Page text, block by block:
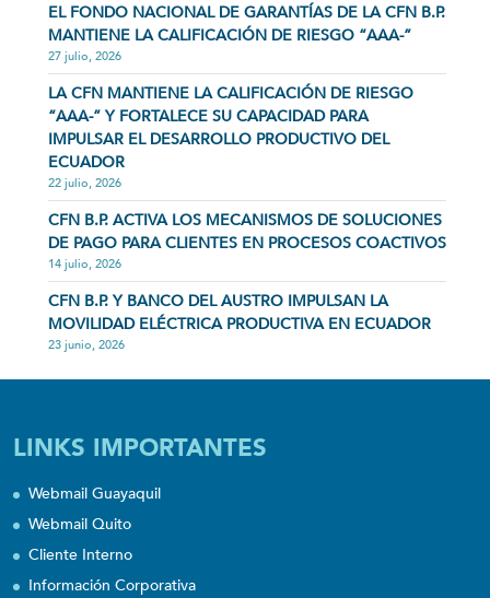
EL FONDO NACIONAL DE GARANTÍAS DE LA CFN B.P.
MANTIENE LA CALIFICACIÓN DE RIESGO “AAA-”
27 julio, 2026
LA CFN MANTIENE LA CALIFICACIÓN DE RIESGO
“AAA-” Y FORTALECE SU CAPACIDAD PARA
IMPULSAR EL DESARROLLO PRODUCTIVO DEL
ECUADOR
22 julio, 2026
CFN B.P. ACTIVA LOS MECANISMOS DE SOLUCIONES
DE PAGO PARA CLIENTES EN PROCESOS COACTIVOS
14 julio, 2026
CFN B.P. Y BANCO DEL AUSTRO IMPULSAN LA
MOVILIDAD ELÉCTRICA PRODUCTIVA EN ECUADOR
23 junio, 2026
LINKS IMPORTANTES
Webmail Guayaquil
Webmail Quito
Cliente Interno
Información Corporativa